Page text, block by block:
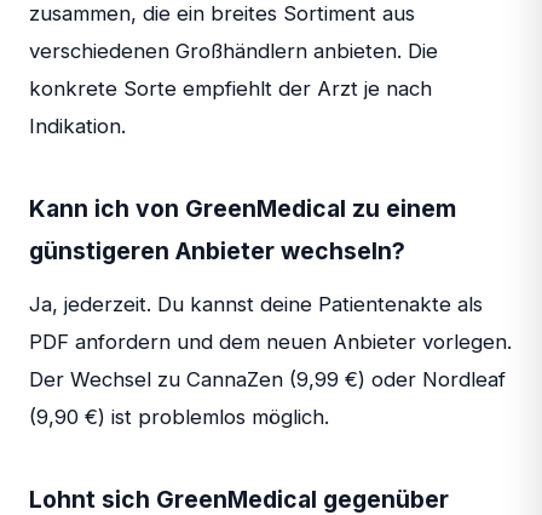
zusammen, die ein breites Sortiment aus
verschiedenen Großhändlern anbieten. Die
konkrete Sorte empfiehlt der Arzt je nach
Indikation.
Kann ich von GreenMedical zu einem
günstigeren Anbieter wechseln?
Ja, jederzeit. Du kannst deine Patientenakte als
PDF anfordern und dem neuen Anbieter vorlegen.
Der Wechsel zu CannaZen (9,99 €) oder Nordleaf
(9,90 €) ist problemlos möglich.
Lohnt sich GreenMedical gegenüber